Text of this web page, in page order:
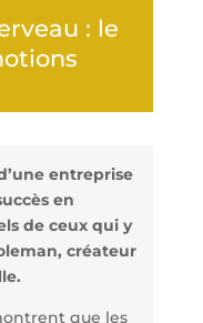
: le
entreprise
en
de ceux qui y
créateur
que les